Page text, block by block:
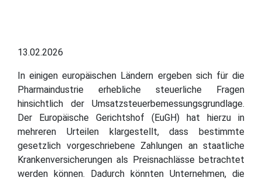
13.02.2026
In einigen europäischen Ländern ergeben sich für die
Pharmaindustrie erhebliche steuerliche Fragen
hinsichtlich der Umsatzsteuerbemessungsgrundlage.
Der Europäische Gerichtshof (EuGH) hat hierzu in
mehreren Urteilen klargestellt, dass bestimmte
gesetzlich vorgeschriebene Zahlungen an staatliche
Krankenversicherungen als Preisnachlässe betrachtet
werden können. Dadurch könnten Unternehmen, die